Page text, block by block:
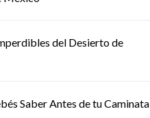
del Desierto de
Saber Antes de tu Caminata